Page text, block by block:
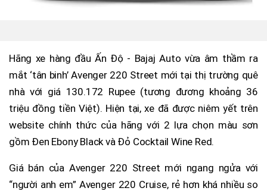
Hãng xe hàng đầu Ấn Độ - Bajaj Auto vừa âm thầm ra
mắt ‘tân binh’ Avenger 220 Street mới tại thị trường quê
nhà với giá 130.172 Rupee (tương đương khoảng 36
triệu đồng tiền Việt). Hiện tại, xe đã được niêm yết trên
website chính thức của hãng với 2 lựa chọn màu sơn
gồm Đen Ebony Black và Đỏ Cocktail Wine Red.
Giá bán của Avenger 220 Street mới ngang ngửa với
“người anh em” Avenger 220 Cruise, rẻ hơn khá nhiều so